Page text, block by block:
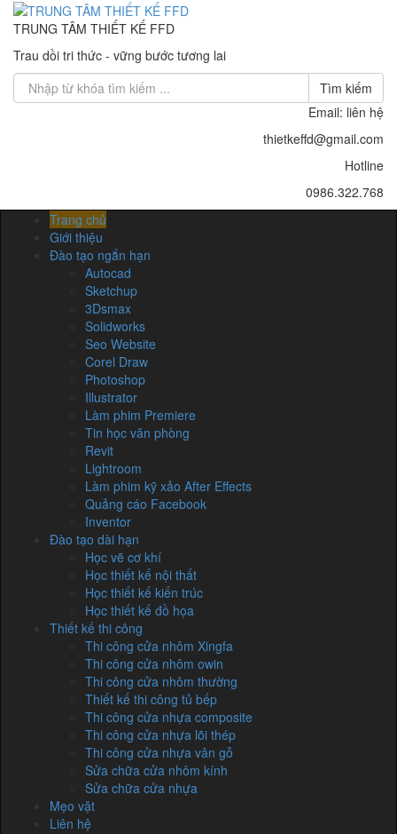
TRUNG TÂM THIẾT KẾ FFD
Trau dồi tri thức - vững bước tương lai
Tìm kiếm
Email: liên hệ
thietkeffd@gmail.com
Hotline
0986.322.768
Trang chủ
Giới thiệu
Đào tạo ngắn hạn
Autocad
Sketchup
3Dsmax
Solidworks
Seo Website
Corel Draw
Photoshop
Illustrator
Làm phim Premiere
Tin học văn phòng
Revit
Lightroom
Làm phim kỹ xảo After Effects
Quảng cáo Facebook
Inventor
Đào tạo dài hạn
Học vẽ cơ khí
Học thiết kế nội thất
Học thiết kế kiến trúc
Học thiết kế đồ họa
Thiết kế thi công
Thi công cửa nhôm Xingfa
Thi công cửa nhôm owin
Thi công cửa nhôm thường
Thiết kế thi công tủ bếp
Thi công cửa nhựa composite
Thi công cửa nhựa lõi thép
Thi công cửa nhựa vân gỗ
Sửa chữa cửa nhôm kính
Sửa chữa cửa nhựa
Mẹo vặt
Liên hệ